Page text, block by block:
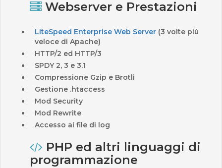
Webserver e Prestazioni
LiteSpeed Enterprise Web Server (3 volte più
veloce di Apache)
HTTP/2 ed HTTP/3
SPDY 2, 3 e 3.1
Compressione Gzip e Brotli
Gestione .htaccess
Mod Security
Mod Rewrite
Accesso ai file di log
PHP ed altri linguaggi di
programmazione